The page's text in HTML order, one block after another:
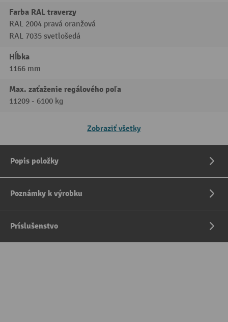
Farba RAL traverzy
RAL 2004 pravá oranžová
RAL 7035 svetlošedá
Hĺbka
1166 mm
Max. zaťaženie regálového poľa
11209 - 6100 kg
Zobraziť všetky
Popis položky
Poznámky k výrobku
Príslušenstvo